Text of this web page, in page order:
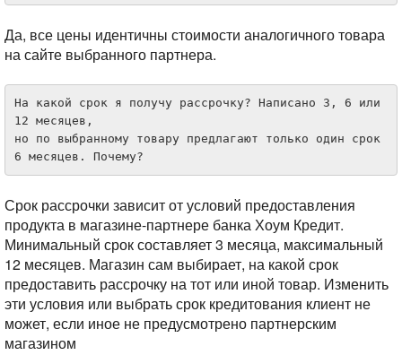
Да, все цены идентичны стоимости аналогичного товара
на сайте выбранного партнера.
На какой срок я получу рассрочку? Написано 3, 6 или
12 месяцев,
но по выбранному товару предлагают только один срок
6 месяцев. Почему?
Срок рассрочки зависит от условий предоставления
продукта в магазине-партнере банка Хоум Кредит.
Минимальный срок составляет 3 месяца, максимальный
12 месяцев. Магазин сам выбирает, на какой срок
предоставить рассрочку на тот или иной товар. Изменить
эти условия или выбрать срок кредитования клиент не
может, если иное не предусмотрено партнерским
магазином